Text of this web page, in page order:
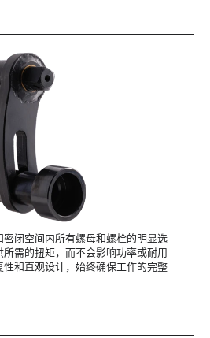
闭空间内所有螺母和螺栓的明显选
需的扭矩，而不会影响功率或耐用
和直观设计，始终确保工作的完整